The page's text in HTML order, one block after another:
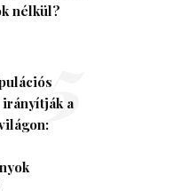
nélkül?
a
5